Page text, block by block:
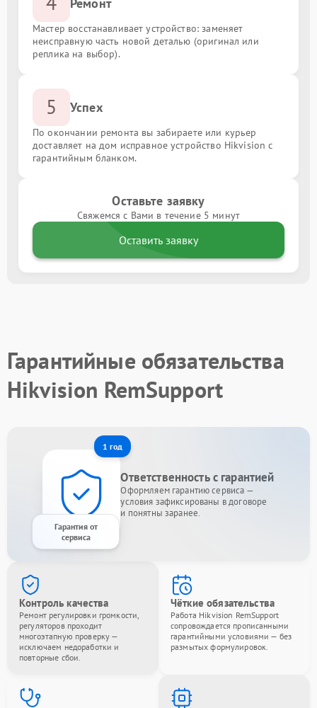
Мастер восстанавливает устройство: заменяет
неисправную часть новой деталью (оригинал или
реплика на выбор).
5 Успех
По окончании ремонта вы забираете или курьер
доставляет на дом исправное устройство Hikvision с
гарантийным бланком.
Оставьте заявку
Свяжемся с Вами в течение 5 минут
Оставить заявку
Гарантийные обязательства
Hikvision RemSupport
1 год
Гарантия от
сервиса
Ответственность с гарантией
Оформляем гарантию сервиса —
условия зафиксированы в договоре
и понятны заранее.
Контроль качества
Ремонт регулировки громкости,
регуляторов проходит
многоэтапную проверку —
исключаем недоработки и
повторные сбои.
Чёткие обязательства
Работа Hikvision RemSupport
сопровождается прописанными
гарантийными условиями — без
размытых формулировок.